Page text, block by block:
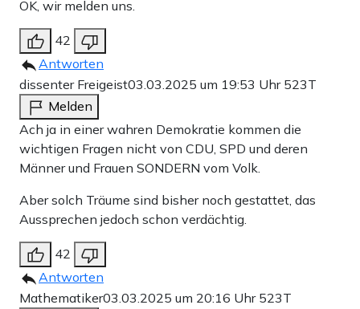
OK, wir melden uns.
42
Antworten
dissenter Freigeist03.03.2025 um 19:53 Uhr 523T
Melden
Ach ja in einer wahren Demokratie kommen die
wichtigen Fragen nicht von CDU, SPD und deren
Männer und Frauen SONDERN vom Volk.
Aber solch Träume sind bisher noch gestattet, das
Aussprechen jedoch schon verdächtig.
42
Antworten
Mathematiker03.03.2025 um 20:16 Uhr 523T